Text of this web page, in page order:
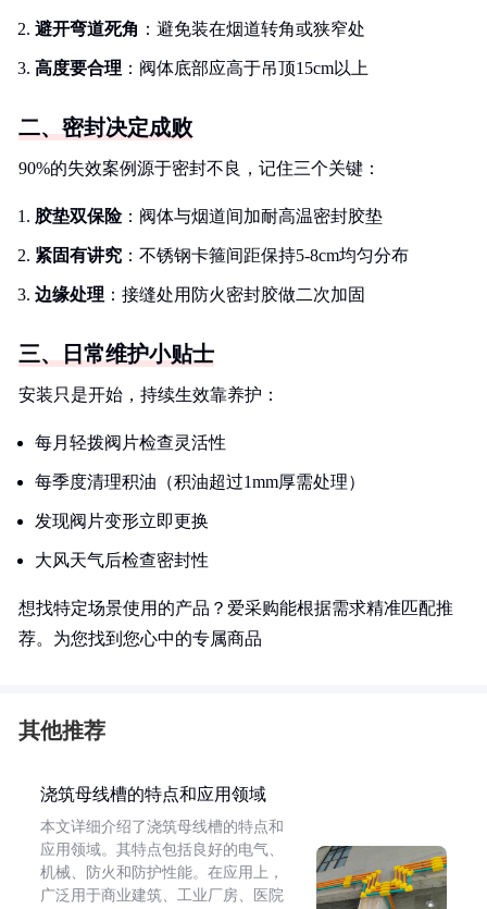
避开弯道死角 ：避免装在烟道转角或狭窄处
高度要合理 ：阀体底部应高于吊顶15cm以上
二、密封决定成败
90%的失效案例源于密封不良，记住三个关键：
胶垫双保险：阀体与烟道间加耐高温密封胶垫
紧固有讲究 ：不锈钢卡箍间距保持5-8cm均匀分布
边缘处理 ：接缝处用防火密封胶做二次加固
三、日常维护小贴士
安装只是开始，持续生效靠养护：
每月轻拨阀片检查灵活性
每季度清理积油（积油超过1mm厚需处理）
发现阀片变形立即更换
大风天气后检查密封性
想找特定场景使用的产品？爱采购能根据需求精准匹配推
荐。为您找到您心中的专属商品
其他推荐
浇筑母线槽的特点和应用领域
本文详细介绍了浇筑母线槽的特点和
应用领域。其特点包括良好的电气、
机械、防火和防护性能。在应用上，
广泛用于商业建筑、工业厂房、医院